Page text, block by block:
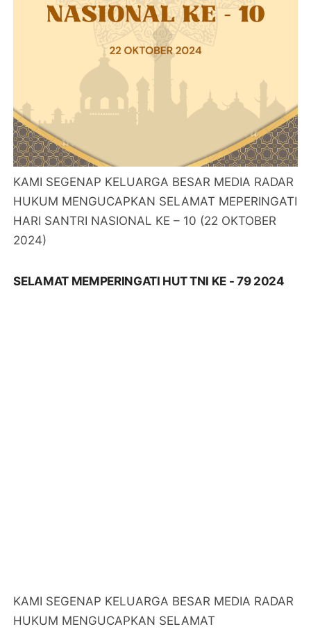
KAMI SEGENAP KELUARGA BESAR MEDIA RADAR
HUKUM MENGUCAPKAN SELAMAT MEPERINGATI
HARI SANTRI NASIONAL KE – 10 (22 OKTOBER
2024)
SELAMAT MEMPERINGATI HUT TNI KE - 79 2024
KAMI SEGENAP KELUARGA BESAR MEDIA RADAR
HUKUM MENGUCAPKAN SELAMAT